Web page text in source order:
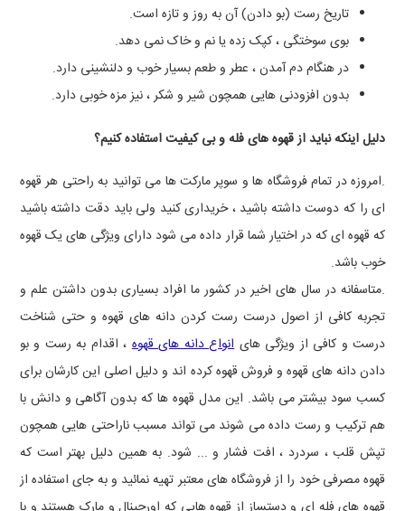
تاریخ رست (بو دادن) آن به روز و تازه است.
بوی سوختگی ، کپک زده یا نم و خاک نمی دهد.
در هنگام دم آمدن ، عطر و طعم بسیار خوب و دلنشینی دارد.
بدون افزودنی هایی همچون شیر و شکر ، نیز مزه خوبی دارد.
دلیل اینکه نباید از قهوه های فله و بی کیفیت استفاده کنیم؟
.امروزه در تمام فروشگاه ها و سوپر مارکت ها می توانید به راحتی هر قهوه
ای را که دوست داشته باشید ، خریداری کنید ولی باید دقت داشته باشید
که قهوه ای که در اختیار شما قرار داده می شود دارای ویژگی های یک قهوه
خوب باشد.
.متاسفانه در سال های اخیر در کشور ما افراد بسیاری بدون داشتن علم و
تجربه کافی از اصول درست رست کردن دانه های قهوه و حتی شناخت
درست و کافی از ویژگی هایانواع دانه های قهوه، اقدام به رست و بو
دادن دانه های قهوه و فروش قهوه کرده اند و دلیل اصلی این کارشان برای
کسب سود بیشتر می باشد. این مدل قهوه ها که بدون آگاهی و دانش با
هم ترکیب و رست داده می شوند می تواند مسبب ناراحتی هایی همچون
تپش قلب ، سردرد ، افت فشار و ... شود. به همین دلیل بهتر است که
قهوه مصرفی خود را از فروشگاه های معتبر تهیه نمائید و به جای استفاده از